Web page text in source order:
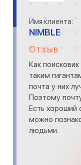
Имя клиента:
NIMBLE
Отзыв
Как
таким
почта у них
Поэтому
Есть хороший
можно
людьми.